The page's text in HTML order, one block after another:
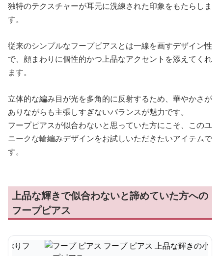
独特のテクスチャーが耳元に洗練された印象をもたらしま
す。
従来のシンプルなフープピアスとは一線を画すデザイン性
で、顔まわりに個性的かつ上品なアクセントを添えてくれ
ます。
立体的な編み目が光を多角的に反射するため、華やかさが
ありながらも主張しすぎないバランスが魅力です。
フープピアスが似合わないと思っていた方にこそ、このユ
ニークな輪編みデザインをお試しいただきたいアイテムで
す。
上品な輝きで似合わないと諦めていた方への
フープピアス